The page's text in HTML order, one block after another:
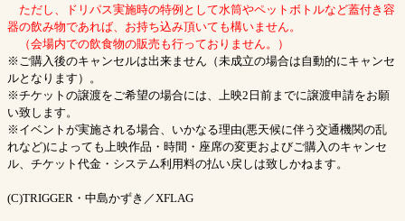
ただし、ドリパス実施時の特例として水筒やペットボトルなど蓋付き容
器の飲み物であれば、お持ち込み頂いても構いません。
（会場内での飲食物の販売も行っておりません。）
※ご購入後のキャンセルは出来ません（未成立の場合は自動的にキャンセ
ルとなります）。
※チケットの譲渡をご希望の場合には、上映2日前までに譲渡申請をお願
い致します。
※イベントが実施される場合、いかなる理由(悪天候に伴う交通機関の乱
れなど)によっても上映作品・時間・座席の変更およびご購入のキャンセ
ル、チケット代金・システム利用料の払い戻しは致しかねます。
(C)TRIGGER・中島かずき／XFLAG